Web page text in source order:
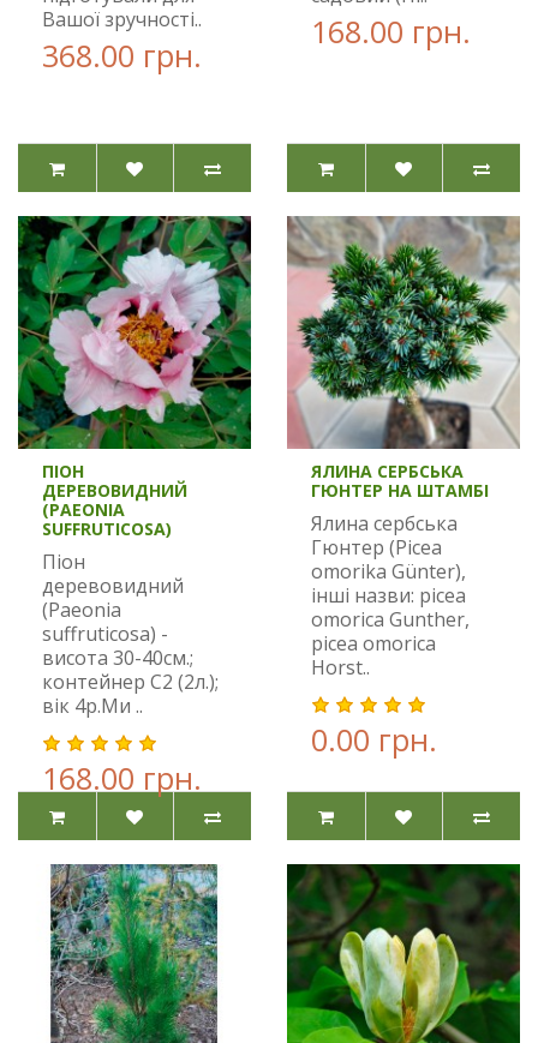
Вашої зручності..
368.00 грн.
168.00 грн.
ПІОН
ДЕРЕВОВИДНИЙ
(PAEONIA
SUFFRUTICOSA)
Піон
деревовидний
(Paeonia
suffruticosa) -
висота 30-40см.;
контейнер C2 (2л.);
вік 4р.Ми ..
168.00 грн.
ЯЛИНА СЕРБСЬКА
ГЮНТЕР НА ШТАМБІ
Ялина сербська
Гюнтер (Picea
omorika Günter),
інші назви: picea
omorica Gunther,
picea omorica
Horst..
0.00 грн.